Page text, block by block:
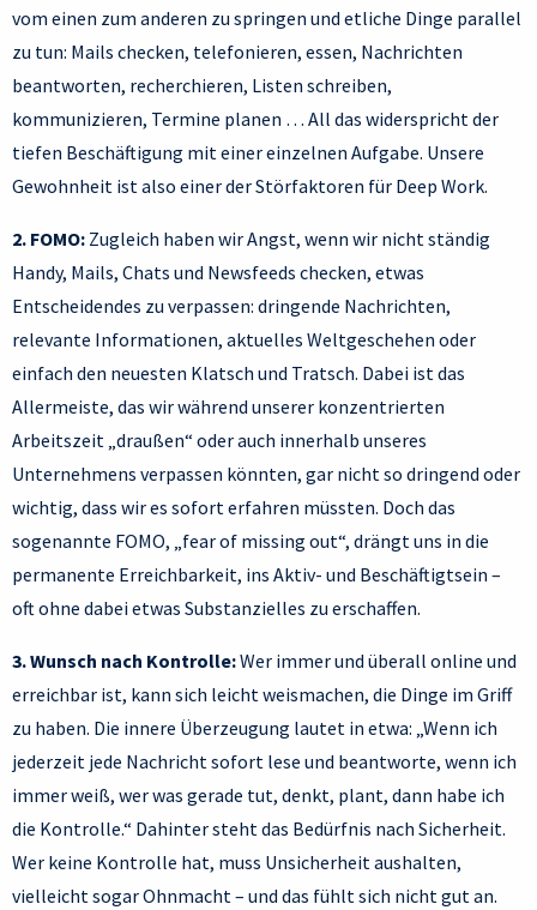
vom einen zum anderen zu springen und etliche Dinge parallel
zu tun: Mails checken, telefonieren, essen, Nachrichten
beantworten, recherchieren, Listen schreiben,
kommunizieren, Termine planen … All das widerspricht der
tiefen Beschäftigung mit einer einzelnen Aufgabe. Unsere
Gewohnheit ist also einer der Störfaktoren für Deep Work.
2. FOMO: Zugleich haben wir Angst, wenn wir nicht ständig
Handy, Mails, Chats und Newsfeeds checken, etwas
Entscheidendes zu verpassen: dringende Nachrichten,
relevante Informationen, aktuelles Weltgeschehen oder
einfach den neuesten Klatsch und Tratsch. Dabei ist das
Allermeiste, das wir während unserer konzentrierten
Arbeitszeit „draußen“ oder auch innerhalb unseres
Unternehmens verpassen könnten, gar nicht so dringend oder
wichtig, dass wir es sofort erfahren müssten. Doch das
sogenannte FOMO, „fear of missing out“, drängt uns in die
permanente Erreichbarkeit, ins Aktiv- und Beschäftigtsein –
oft ohne dabei etwas Substanzielles zu erschaffen.
3. Wunsch nach Kontrolle:Wer immer und überall online und
erreichbar ist, kann sich leicht weismachen, die Dinge im Griff
zu haben. Die innere Überzeugung lautet in etwa: „Wenn ich
jederzeit jede Nachricht sofort lese und beantworte, wenn ich
immer weiß, wer was gerade tut, denkt, plant, dann habe ich
die Kontrolle.“ Dahinter steht das Bedürfnis nach Sicherheit.
Wer keine Kontrolle hat, muss Unsicherheit aushalten,
vielleicht sogar Ohnmacht – und das fühlt sich nicht gut an.